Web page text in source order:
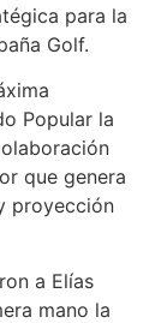
para la
Golf.
Popular la
que genera
proyección
a Elías
mano la